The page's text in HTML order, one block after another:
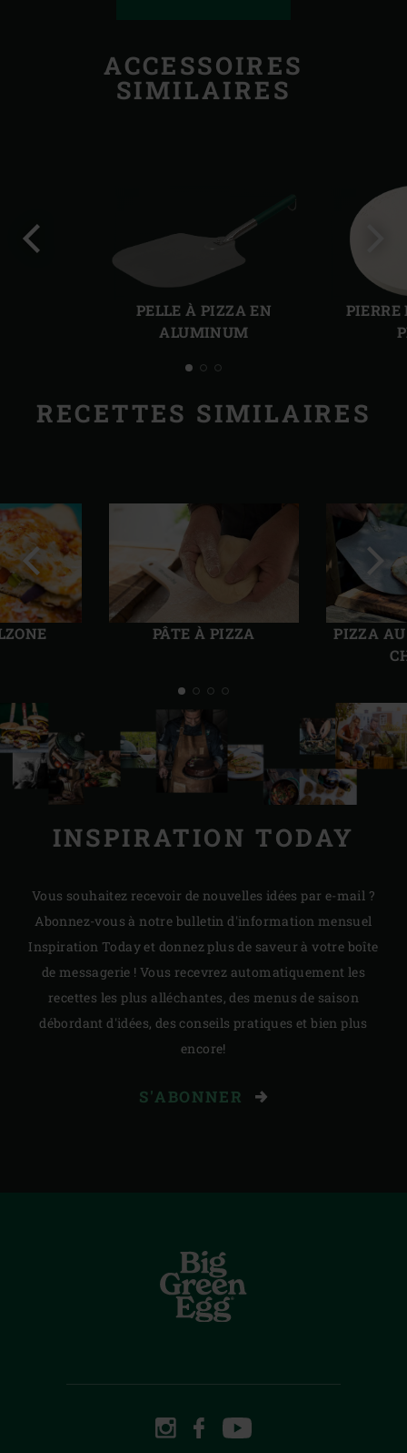
ACCESSOIRES
SIMILAIRES
PELLE À PIZZA EN
ALUMINUM
PIERRE
RECETTES SIMILAIRES
PÂTE À PIZZA
PIZZA AU
Diapo
précédente
INSPIRATION TODAY
Vous souhaitez recevoir de nouvelles idées par e-mail ?
Abonnez-vous à notre bulletin d'information mensuel
Inspiration Today et donnez plus de saveur à votre boîte
de messagerie ! Vous recevrez automatiquement les
recettes les plus alléchantes, des menus de saison
débordant d'idées, des conseils pratiques et bien plus
encore!
S'ABONNER
INSTAGRAM
FACEBOOKYOUTUBE